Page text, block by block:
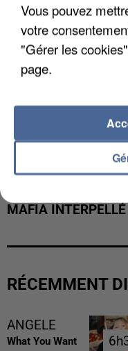
MAFIA
RÉCEMMENT
ANGELE
What You Want
Vous pouvez
votre
"Gérer les
page.